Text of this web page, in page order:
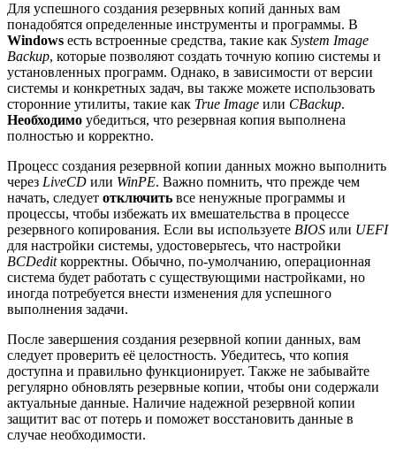
Для успешного создания резервных копий данных вам
понадобятся определенные инструменты и программы. В
Windows есть встроенные средства, такие как System Image
Backup, которые позволяют создать точную копию системы и
установленных программ. Однако, в зависимости от версии
системы и конкретных задач, вы также можете использовать
сторонние утилиты, такие как True Image или CBackup.
Необходимо убедиться, что резервная копия выполнена
полностью и корректно.
Процесс создания резервной копии данных можно выполнить
через LiveCD или WinPE. Важно помнить, что прежде чем
начать, следует отключить все ненужные программы и
процессы, чтобы избежать их вмешательства в процессе
резервного копирования. Если вы используете BIOS или UEFI
для настройки системы, удостоверьтесь, что настройки
BCDeditкорректны. Обычно, по-умолчанию, операционная
система будет работать с существующими настройками, но
иногда потребуется внести изменения для успешного
выполнения задачи.
После завершения создания резервной копии данных, вам
следует проверить её целостность. Убедитесь, что копия
доступна и правильно функционирует. Также не забывайте
регулярно обновлять резервные копии, чтобы они содержали
актуальные данные. Наличие надежной резервной копии
защитит вас от потерь и поможет восстановить данные в
случае необходимости.